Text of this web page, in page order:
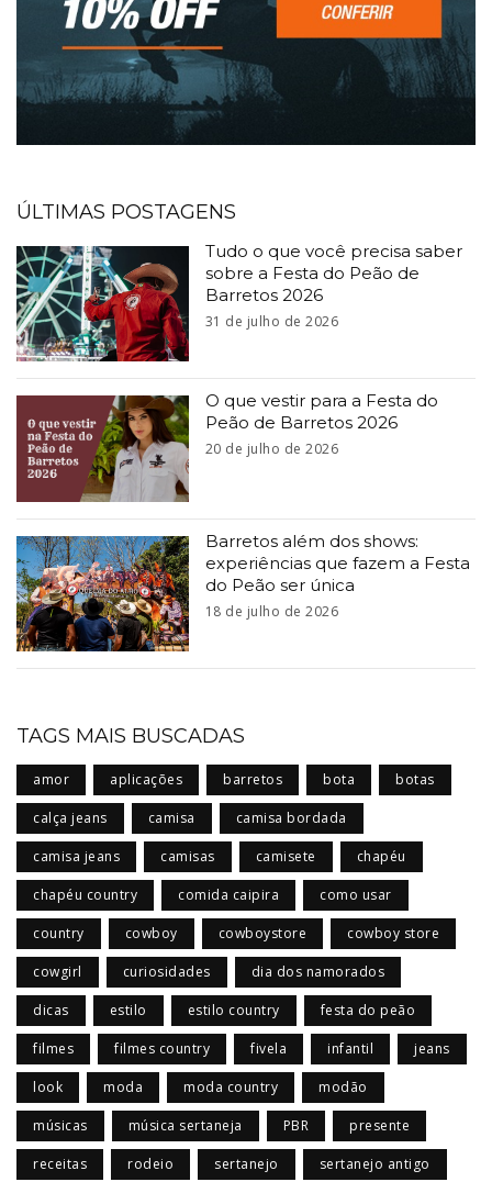
ÚLTIMAS POSTAGENS
Tudo o que você precisa saber
sobre a Festa do Peão de
Barretos 2026
31 de julho de 2026
O que vestir para a Festa do
Peão de Barretos 2026
20 de julho de 2026
Barretos além dos shows:
experiências que fazem a Festa
do Peão ser única
18 de julho de 2026
TAGS MAIS BUSCADAS
amor aplicações barretos bota botas
calça jeans camisa camisa bordada
camisa jeans camisas camisete chapéu
chapéu country comida caipira como usar
country cowboy cowboystore cowboy store
cowgirl curiosidades dia dos namorados
dicas estilo estilo country festa do peão
filmes filmes country fivela infantil jeans
look moda moda country modão
músicas música sertaneja PBR presente
receitas rodeio sertanejo sertanejo antigo